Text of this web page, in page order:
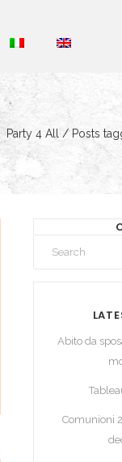
Party 4 All / Posts
Abito da
Comunioni